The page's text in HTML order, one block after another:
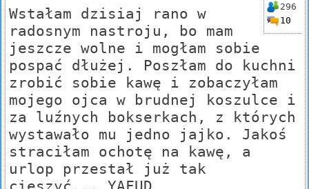
296
10
Wstałam dzisiaj rano w
radosnym nastroju, bo mam
jeszcze wolne i mogłam sobie
pospać dłużej. Poszłam do kuchni
zrobić sobie kawę i zobaczyłam
mojego ojca w brudnej koszulce i
za luźnych bokserkach, z których
wystawało mu jedno jajko. Jakoś
straciłam ochotę na kawę, a
urlop przestał już tak